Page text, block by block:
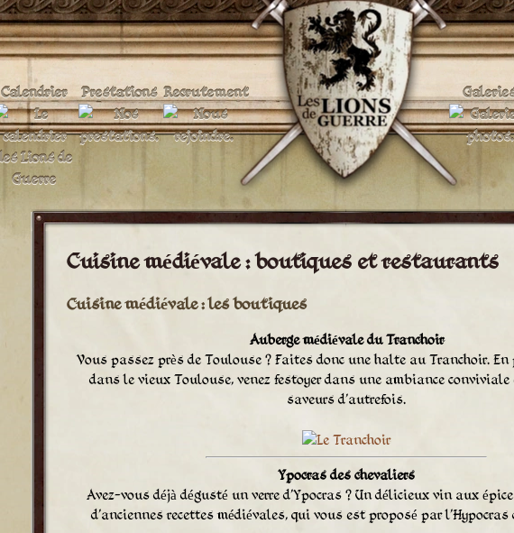
Cuisine médiévale : boutiques et restaurants
Cuisine médiévale : les boutiques
Auberge médiévale du Tranchoir
Vous passez près de Toulouse ? Faites donc une halte au Tranchoir.
dans le vieux Toulouse, venez festoyer dans une ambiance conviviale
saveurs d'autrefois.
Ypocras des chevaliers
Avez-vous déjà dégusté un verre d'Ypocras ? Un délicieux vin aux
d'anciennes recettes médiévales, qui vous est proposé par l'Hypocras
Calendrier Prestations Recrutement